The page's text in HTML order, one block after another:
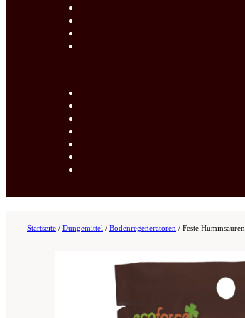
Startseite / Düngemittel / Bodenregeneratoren / Feste Huminsäuren